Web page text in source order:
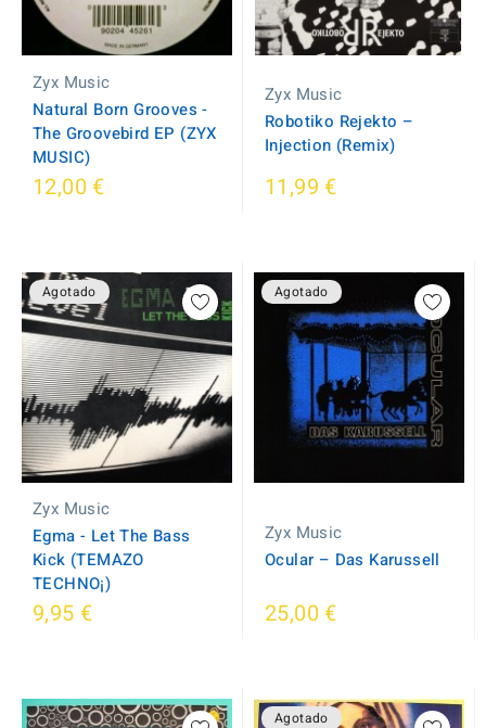
Zyx Music
Natural Born Grooves -
The Groovebird EP (ZYX
MUSIC)
12,00 €
Zyx Music
Robotiko Rejekto ‎–
Injection (Remix)
11,99 €
Agotado
Zyx Music
Egma - Let The Bass
Kick (TEMAZO
TECHNO¡)
9,95 €
Agotado
Zyx Music
Ocular ‎– Das Karussell
25,00 €
Agotado